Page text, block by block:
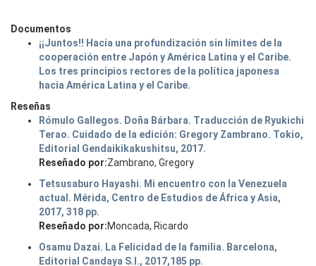
Documentos
¡¡Juntos!! Hacia una profundización sin límites de la
cooperación entre Japón y América Latina y el Caribe.
Los tres principios rectores de la política japonesa
hacia América Latina y el Caribe.
Reseñas
Rómulo Gallegos. Doña Bárbara. Traducción de Ryukichi
Terao. Cuidado de la edición: Gregory Zambrano. Tokio,
Editorial Gendaikikakushitsu, 2017.
Reseñado por:Zambrano, Gregory
Tetsusaburo Hayashi. Mi encuentro con la Venezuela
actual. Mérida, Centro de Estudios de África y Asia,
2017, 318 pp.
Reseñado por:Moncada, Ricardo
Osamu Dazai. La Felicidad de la familia. Barcelona,
Editorial Candaya S.I., 2017,185 pp.